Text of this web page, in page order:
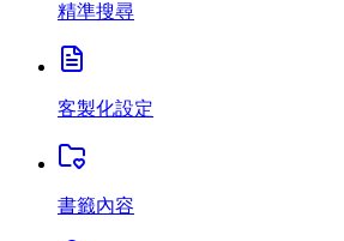
精準搜尋
客製化設定
書籤內容